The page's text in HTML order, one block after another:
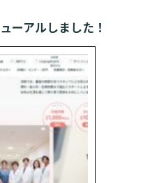
ーアルしました！